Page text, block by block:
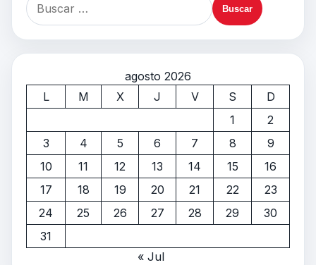
agosto 2026
L
M X J V S
D
1
2
3
4 5 6 7 8
9
10
11 12 13 14 15
16
17
18 19 20 21 22
23
24
25 26 27 28 29
30
31
« Jul